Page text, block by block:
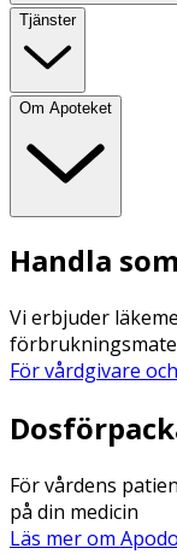
Tjänster
Om Apoteket
Handla
Vi erbjuder
För vårdgivare
För vårdens
på din medicin
Läs mer om